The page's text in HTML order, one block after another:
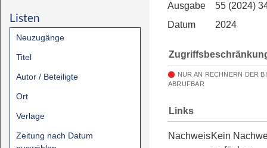
Listen
Neuzugänge
Titel
Autor / Beteiligte
Ort
Verlage
Zeitung nach Datum
Ausgabe
55 (2024)
Datum
2024
NUR AN RECHNERN DER
ABRUFBAR
Links
NachweisKein